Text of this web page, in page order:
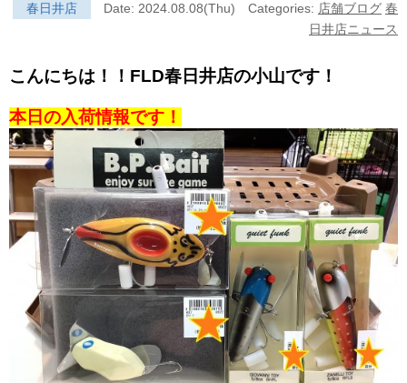
春日井店 Date: 2024.08.08(Thu) Categories: 店舗ブログ 春
日井店ニュース
こんにちは！！FLD春日井店の小山です！
本日の入荷情報です！